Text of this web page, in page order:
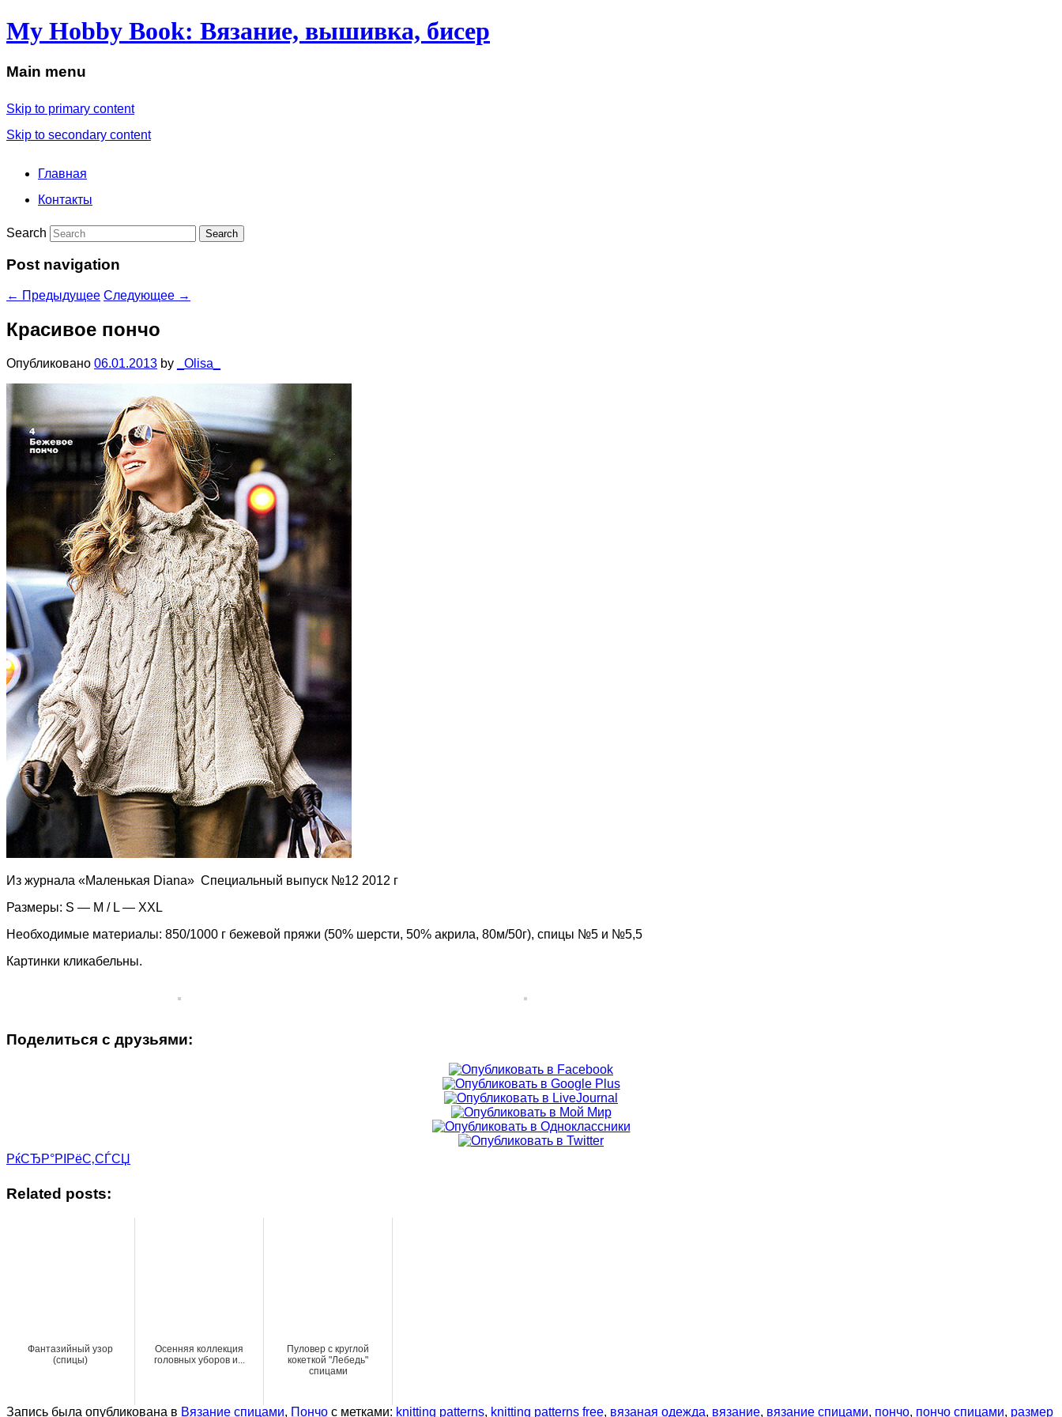
My Hobby Book: Вязание, вышивка, бисер
Main menu
Skip to primary content
Skip to secondary content
Главная
Контакты
Search
Post navigation
← Предыдущее Следующее →
Красивое пончо
Опубликовано 06.01.2013 by _Olisa_
Из журнала «Маленькая Diana» Специальный выпуск №12 2012 г
Размеры: S — M / L — XXL
Необходимые материалы: 850/1000 г бежевой пряжи (50% шерсти, 50% акрила, 80м/50г), спицы №5 и №5,5
Картинки кликабельны.
Поделиться с друзьями:
РќСЂР°РІРёС‚СЃСЏ
Related posts:
Фантазийный узор
(спицы)
Осенняя коллекция
головных уборов и...
Пуловер с круглой
кокеткой "Лебедь"
спицами
Запись была опубликована в Вязание спицами, Пончо с метками: knitting patterns, knitting patterns free, вязаная одежда, вязание, вязание спицами, пончо, пончо спицами, размер